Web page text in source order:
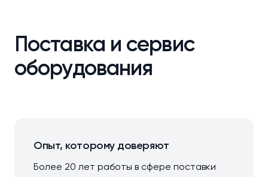
Поставка и сервис
оборудования
Опыт, которому доверяют
Более 20 лет работы в сфере поставки